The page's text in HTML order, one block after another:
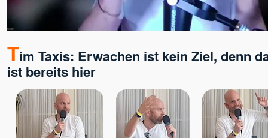
Tim Taxis: Erwachen ist kein Ziel, denn
ist bereits hier